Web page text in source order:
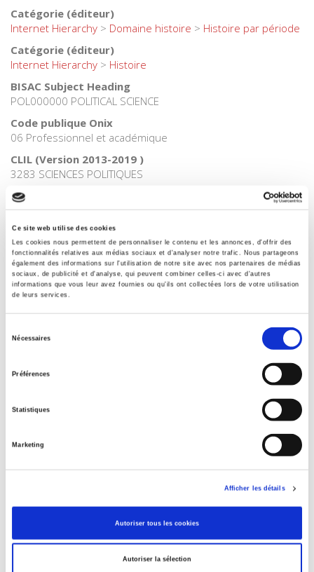
Ce site web utilise des cookies
Les cookies nous permettent de personnaliser le contenu et les annonces, d'offrir des
fonctionnalités relatives aux médias sociaux et d'analyser notre trafic. Nous partageons
également des informations sur l'utilisation de notre site avec nos partenaires de médias
sociaux, de publicité et d'analyse, qui peuvent combiner celles-ci avec d'autres
informations que vous leur avez fournies ou qu'ils ont collectées lors de votre utilisation
de leurs services.
Nécessaires
Préférences
Statistiques
Marketing
Afficher les détails
Autoriser tous les cookies
Autoriser la sélection
Catégorie (éditeur)
Internet Hierarchy > Domaine histoire > Histoire par période
Catégorie (éditeur)
Internet Hierarchy > Histoire
BISAC Subject Heading
POL000000 POLITICAL SCIENCE
Code publique Onix
06 Professionnel et académique
CLIL (Version 2013-2019 )
3283 SCIENCES POLITIQUES
Date de première publication du titre
1992
Code Identifiant de classement sujet
Classification thématique Thema: Politique et gouvernement
Titresliés
Parents en quête de droits